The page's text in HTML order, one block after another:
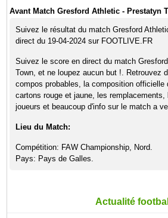
Avant Match Gresford Athletic - Prestatyn
Suivez le résultat du match Gresford
direct du 19-04-2024 sur FOOTLIVE.FR
Suivez le score en direct du match
Town, et ne loupez aucun but !. Retrouvez
compos probables, la composition officielle
cartons rouge et jaune, les
joueurs et beaucoup d'info sur le match a
Lieu du Match:
Compétition: FAW Championship, Nord.
Pays: Pays de Galles.
Actualité football